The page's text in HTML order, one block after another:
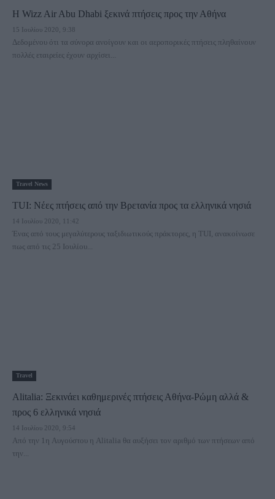
Η Wizz Air Abu Dhabi ξεκινά πτήσεις προς την Αθήνα
15 Ιουλίου 2020, 9:38
Δεδομένου ότι τα σύνορα ανοίγουν και οι αεροπορικές πτήσεις πληθαίνουν
πολλές εταιρείες έχουν αρχίσει...
Travel News
TUI: Νέες πτήσεις από την Βρετανία προς τα ελληνικά νησιά
14 Ιουλίου 2020, 11:42
Ένας από τους μεγαλύτερους ταξιδιωτικούς πράκτορες, η TUI, ανακοίνωσε
πως από τις 25 Ιουλίου...
Travel
Alitalia: Ξεκινάει καθημερινές πτήσεις Αθήνα-Ρώμη αλλά &
προς 6 ελληνικά νησιά
14 Ιουλίου 2020, 9:54
Από την 1η Αυγούστου η Alitalia θα αυξήσει τον αριθμό των πτήσεων από
την...